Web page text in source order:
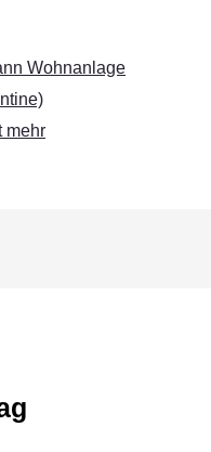
Wohnanlage
mehr